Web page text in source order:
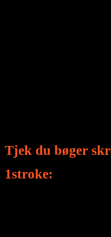
Tjek du bøger
1stroke: